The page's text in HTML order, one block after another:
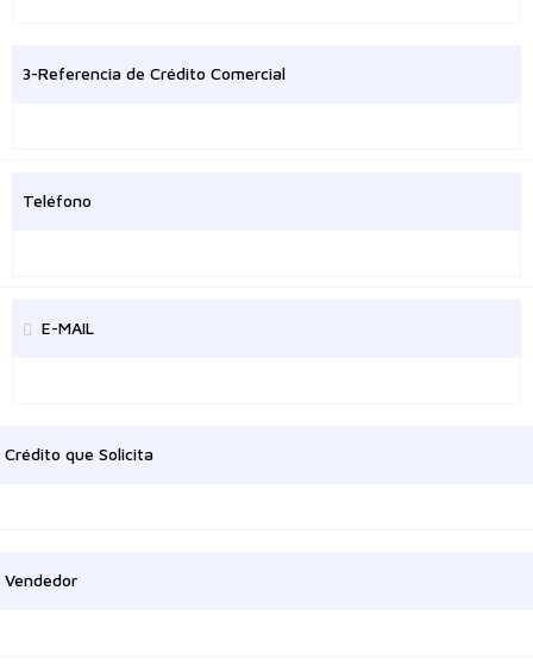
3-Referencia de Crédito Comercial
Teléfono
E-MAIL
Crédito que Solicita
Vendedor